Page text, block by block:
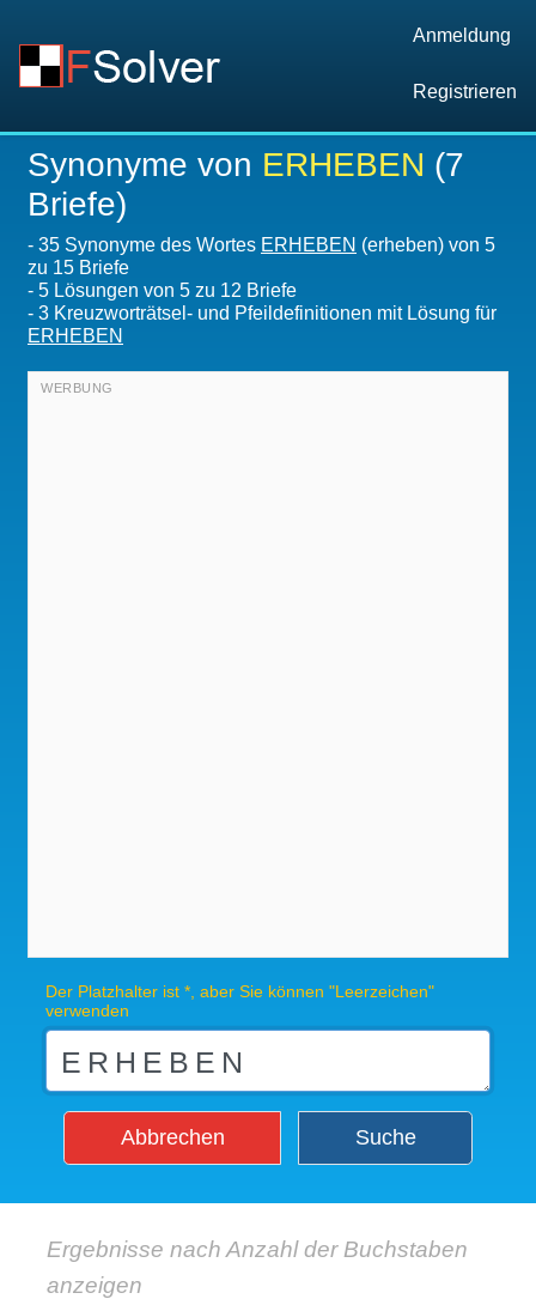
Anmeldung
Registrieren
Synonyme von ERHEBEN (7
Briefe)
- 35 Synonyme des Wortes ERHEBEN (erheben) von 5
zu 15 Briefe
- 5 Lösungen von 5 zu 12 Briefe
- 3 Kreuzworträtsel- und Pfeildefinitionen mit Lösung für
ERHEBEN
Der Platzhalter ist *, aber Sie können "Leerzeichen"
verwenden
Abbrechen Suche
Ergebnisse nach Anzahl der Buchstaben
anzeigen